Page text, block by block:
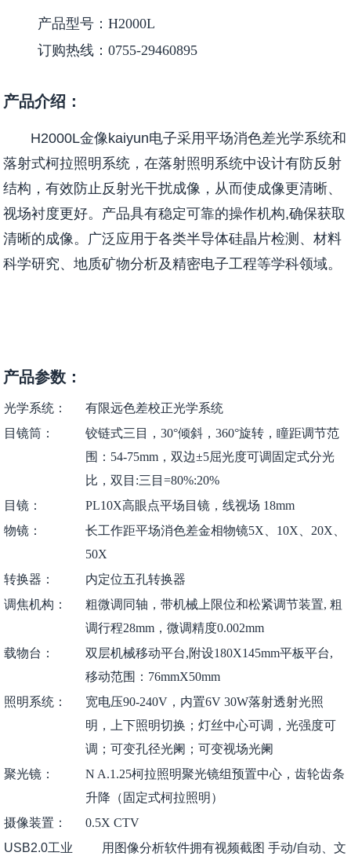
产品型号：H2000L
订购热线：0755-29460895
产品介绍：
H2000L金像kaiyun电子采用平场消色差光学系统和
落射式柯拉照明系统，在落射照明系统中设计有防反射
结构，有效防止反射光干扰成像，从而使成像更清晰、
视场衬度更好。产品具有稳定可靠的操作机构,确保获取
清晰的成像。 广泛应用于各类半导体硅晶片检测、材料
科学研究、地质矿物分析及精密电子工程等学科领域。
产品参数：
光学系统：
有限远色差校正光学系统
目镜筒：
铰链式三目，30°倾斜，360°旋转，瞳距调节范
围：54-75mm，双边±5屈光度可调固定式分光
比，双目:三目=80%:20%
目镜：
PL10X高眼点平场目镜，线视场 18mm
物镜：
长工作距平场消色差金相物镜5X、10X、20X、
50X
转换器：
内定位五孔转换器
调焦机构：
粗微调同轴，带机械上限位和松紧调节装置, 粗
调行程28mm，微调精度0.002mm
载物台：
双层机械移动平台,附设180X145mm平板平台,
移动范围：76mmX50mm
照明系统：
宽电压90-240V，内置6V 30W落射透射光照
明，上下照明切换；灯丝中心可调，光强度可
调；可变孔径光阑；可变视场光阑
聚光镜：
N A.1.25柯拉照明聚光镜组预置中心，齿轮齿条
升降（固定式柯拉照明）
摄像装置：
0.5X CTV
USB2.0工业
用图像分析软件拥有视频截图 手动/自动、文